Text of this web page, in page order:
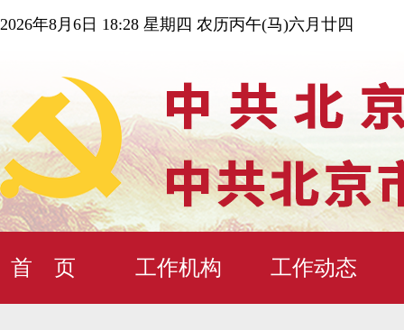
2026年8月6日 18:28 星期四 农历丙午(马)六月廿四
首 页 工作机构 工作动态